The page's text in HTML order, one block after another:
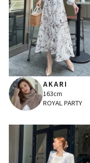
AKARI
163cm
ROYAL PARTY